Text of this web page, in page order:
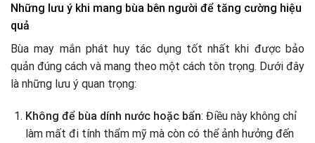
Những lưu ý khi mang bùa bên người để tăng cường hiệu
quả
Bùa may mắn phát huy tác dụng tốt nhất khi được bảo
quản đúng cách và mang theo một cách tôn trọng. Dưới đây
là những lưu ý quan trọng:
Không để bùa dính nước hoặc bẩn: Điều này không chỉ
làm mất đi tính thẩm mỹ mà còn có thể ảnh hưởng đến